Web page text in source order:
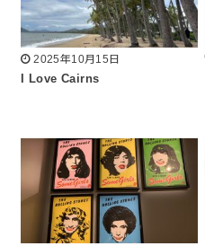
2025年10月15日
I Love Cairns